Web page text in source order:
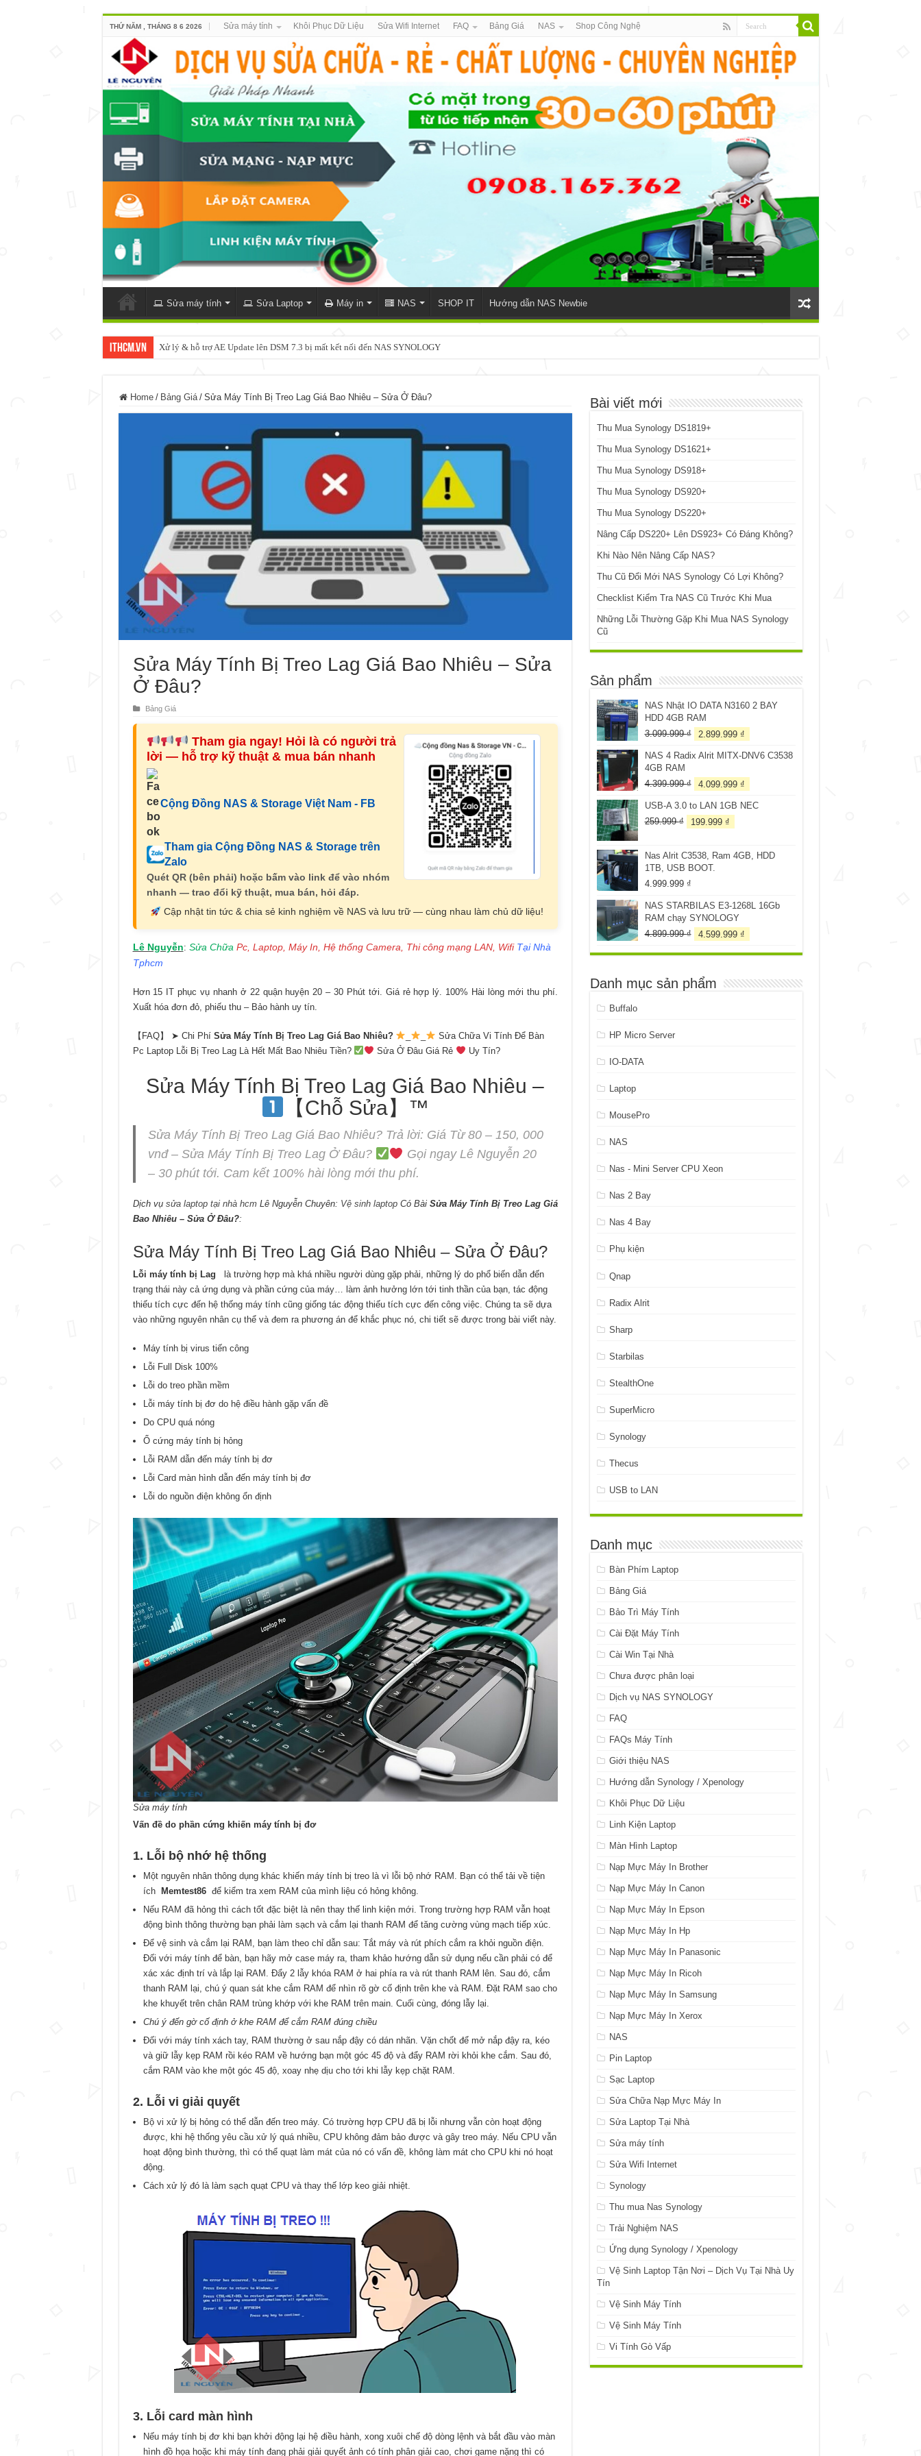
THỨ NĂM , THÁNG 8 6 2026 Sửa máy tính Khôi Phục Dữ Liệu Sửa Wifi Internet FAQ Bảng Giá NAS Shop Công Nghệ
Sửa máy tính Sửa Laptop Máy in NAS SHOP IT Hướng dẫn NAS Newbie
ItHCM.VN Xử lý & hỗ trợ AE Update lên DSM 7.3 bị mất kết nối đến NAS SYNOLOGY
Home / Bảng Giá / Sửa Máy Tính Bị Treo Lag Giá Bao Nhiêu – Sửa Ở Đâu?
Sửa Máy Tính Bị Treo Lag Giá Bao Nhiêu – Sửa
Ở Đâu?
Bảng Giá
Tham gia ngay! Hỏi là có người trả
lời — hỗ trợ kỹ thuật & mua bán nhanh
Cộng Đồng NAS & Storage Việt Nam - FB
Tham gia Cộng Đồng NAS & Storage trên
Zalo
Quét QR (bên phải) hoặc bấm vào link để vào nhóm
nhanh — trao đổi kỹ thuật, mua bán, hỏi đáp.
Cập nhật tin tức & chia sẻ kinh nghiệm về NAS và lưu trữ — cùng nhau làm chủ dữ liệu!
Lê Nguyễn: Sửa Chữa Pc, Laptop, Máy In, Hệ thống Camera, Thi công mạng LAN, Wifi Tại Nhà
Tphcm
Hơn 15 IT phục vụ nhanh ở 22 quận huyện 20 – 30 Phút tới. Giá rẻ hợp lý. 100% Hài lòng mới thu phí.
Xuất hóa đơn đỏ, phiếu thu – Bảo hành uy tín.
【FAQ】 ➤ Chi Phí Sửa Máy Tính Bị Treo Lag Giá Bao Nhiêu?
Sửa Chữa Vi Tính Để Bàn
Pc Laptop Lỗi Bị Treo Lag Là Hết Mất Bao Nhiêu Tiền?
Sửa Ở Đâu Giá Rẻ Uy Tín?
Sửa Máy Tính Bị Treo Lag Giá Bao Nhiêu –
【Chỗ Sửa】™
Sửa Máy Tính Bị Treo Lag Giá Bao Nhiêu? Trả lời: Giá Từ 80 – 150, 000
vnđ – Sửa Máy Tính Bị Treo Lag Ở Đâu?
Gọi ngay Lê Nguyễn 20
– 30 phút tới. Cam kết 100% hài lòng mới thu phí.
Dịch vụ sửa laptop tại nhà hcmLê Nguyễn Chuyên: Vệ sinh laptopCó Bài Sửa Máy Tính Bị Treo Lag Giá
Bao Nhiêu – Sửa Ở Đâu?:
Sửa Máy Tính Bị Treo Lag Giá Bao Nhiêu – Sửa Ở Đâu?
Lỗi máy tính bị Lag
là trường hợp mà khá nhiều người dùng gặp phải, những lý do phổ biến dẫn đến
trạng thái này cả ứng dụng và phần cứng của máy… làm ảnh hưởng lớn tới tinh thần của bạn, tác động
thiếu tích cực đến hệ thống máy tính cũng giống tác động thiếu tích cực đến công việc. Chúng ta sẽ dựa
vào những nguyên nhân cụ thể và đem ra phương án để khắc phục nó, chi tiết sẽ được trong bài viết này.
Máy tính bị virus tiến công
Lỗi Full Disk 100%
Lỗi do treo phần mềm
Lỗi máy tính bị đơ do hệ điều hành gặp vấn đề
Do CPU quá nóng
Ổ cứng máy tính bị hỏng
Lỗi RAM dẫn đến máy tính bị đơ
Lỗi Card màn hình dẫn đến máy tính bị đơ
Lỗi do nguồn điện không ổn định
Sửa máy tính
Vấn đề do phần cứng khiến máy tính bị đơ
1. Lỗi bộ nhớ hệ thống
Một nguyên nhân thông dụng khác khiến máy tính bị treo là vì lỗi bộ nhớ RAM. Bạn có thể tải về tiện
ích Memtest86 để kiểm tra xem RAM của mình liệu có hỏng không.
Nếu RAM đã hỏng thì cách tốt đặc biệt là nên thay thế linh kiện mới. Trong trường hợp RAM vẫn hoạt
động bình thông thường bạn phải làm sạch và cắm lại thanh RAM để tăng cường vùng mạch tiếp xúc.
Để vệ sinh và cắm lại RAM, bạn làm theo chỉ dẫn sau: Tắt máy và rút phích cắm ra khỏi nguồn điện.
Đối với máy tính để bàn, bạn hãy mở case máy ra, tham khảo hướng dẫn sử dụng nếu cần phải có để
xác xác định trí và lắp lại RAM. Đẩy 2 lẫy khóa RAM ở hai phía ra và rút thanh RAM lên. Sau đó, cắm
thanh RAM lại, chú ý quan sát khe cắm RAM để nhìn rõ gờ cố định trên khe và RAM. Đặt RAM sao cho
khe khuyết trên chân RAM trùng khớp với khe RAM trên main. Cuối cùng, đóng lẫy lại.
Chú ý đến gờ cố định ở khe RAM để cắm RAM đúng chiều
Đối với máy tính xách tay, RAM thường ở sau nắp đậy có dán nhãn. Vặn chốt để mở nắp đậy ra, kéo
và giữ lẫy kẹp RAM rồi kéo RAM về hướng bạn một góc 45 độ và đẩy RAM rời khỏi khe cắm. Sau đó,
cắm RAM vào khe một góc 45 độ, xoay nhẹ dịu cho tới khi lẫy kẹp chặt RAM.
2. Lỗi vi giải quyết
Bộ vi xử lý bị hỏng có thể dẫn đến treo máy. Có trường hợp CPU đã bị lỗi nhưng vẫn còn hoạt động
được, khi hệ thống yêu cầu xử lý quá nhiều, CPU không đảm bảo được và gây treo máy. Nếu CPU vẫn
hoạt động bình thường, thì có thể quạt làm mát của nó có vấn đề, không làm mát cho CPU khi nó hoạt
động.
Cách xử lý đó là làm sạch quạt CPU và thay thế lớp keo giải nhiệt.
3. Lỗi card màn hình
Nếu máy tính bị đơ khi bạn khởi động lại hệ điều hành, xong xuôi chế độ dòng lệnh và bắt đầu vào màn
hình đồ họa hoặc khi máy tính đang phải giải quyết ảnh có tính phân giải cao, chơi game nặng thì có
Bài viết mới
Thu Mua Synology DS1819+
Thu Mua Synology DS1621+
Thu Mua Synology DS918+
Thu Mua Synology DS920+
Thu Mua Synology DS220+
Nâng Cấp DS220+ Lên DS923+ Có Đáng Không?
Khi Nào Nên Nâng Cấp NAS?
Thu Cũ Đổi Mới NAS Synology Có Lợi Không?
Checklist Kiểm Tra NAS Cũ Trước Khi Mua
Những Lỗi Thường Gặp Khi Mua NAS Synology
Cũ
Sản phẩm
NAS Nhật IO DATA N3160 2 BAY
HDD 4GB RAM
3.099.999₫
Giá
là:
2.899.999 ₫
tại
NAS 4 Radix Alrit MITX-DNV6 C3538
4GB RAM
4.399.999₫
Giá
là:
4.399.999 ₫.
4.099.999 ₫
tại
USB-A 3.0 to LAN 1GB NEC
259.999₫
Giá
259.999 ₫.
199.999 ₫
là:
Nas Alrit C3538, Ram 4GB, HDD
1TB, USB BOOT.
4.999.999 ₫
NAS STARBILAS E3-1268L 16Gb
RAM chạy SYNOLOGY
4.899.999₫
Giá
là:
4.599.999 ₫
tại
4.599.999 ₫.
Danh mục sản phẩm
Buffalo
HP Micro Server
IO-DATA
Laptop
MousePro
NAS
Nas - Mini Server CPU Xeon
Nas 2 Bay
Nas 4 Bay
Phụ kiện
Qnap
Radix Alrit
Sharp
Starbilas
StealthOne
SuperMicro
Synology
Thecus
USB to LAN
Danh mục
Bàn Phím Laptop
Bảng Giá
Bảo Trì Máy Tính
Cài Đặt Máy Tính
Cài Win Tại Nhà
Chưa được phân loại
Dịch vụ NAS SYNOLOGY
FAQ
FAQs Máy Tính
Giới thiệu NAS
Hướng dẫn Synology / Xpenology
Khôi Phục Dữ Liệu
Linh Kiện Laptop
Màn Hình Laptop
Nạp Mực Máy In Brother
Nạp Mực Máy In Canon
Nạp Mực Máy In Epson
Nạp Mực Máy In Hp
Nạp Mực Máy In Panasonic
Nạp Mực Máy In Ricoh
Nạp Mực Máy In Samsung
Nạp Mực Máy In Xerox
NAS
Pin Laptop
Sạc Laptop
Sửa Chữa Nạp Mực Máy In
Sửa Laptop Tại Nhà
Sửa máy tính
Sửa Wifi Internet
Synology
Thu mua Nas Synology
Trải Nghiệm NAS
Ứng dụng Synology / Xpenology
Vệ Sinh Laptop Tận Nơi – Dịch Vụ Tại Nhà Uy
Tín
Vệ Sinh Máy Tính
Vệ Sinh Máy Tính
Vi Tính Gò Vấp